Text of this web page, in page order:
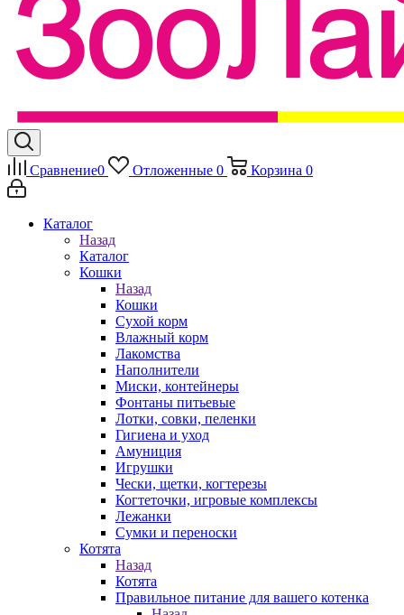
Сравнение0 Отложенные 0 Корзина 0
Каталог
Назад
Каталог
Кошки
Назад
Кошки
Сухой корм
Влажный корм
Лакомства
Наполнители
Миски, контейнеры
Фонтаны питьевые
Лотки, совки, пеленки
Гигиена и уход
Амуниция
Игрушки
Чески, щетки, когтерезы
Когтеточки, игровые комплексы
Лежанки
Сумки и переноски
Котята
Назад
Котята
Правильное питание для вашего котенка